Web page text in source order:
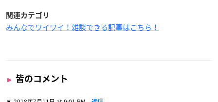
関連カテゴリ
みんなでワイワイ！雑談できる記事はこちら！
皆のコメント